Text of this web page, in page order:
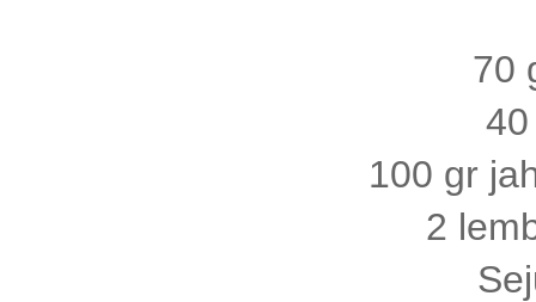
70
100 gr
2